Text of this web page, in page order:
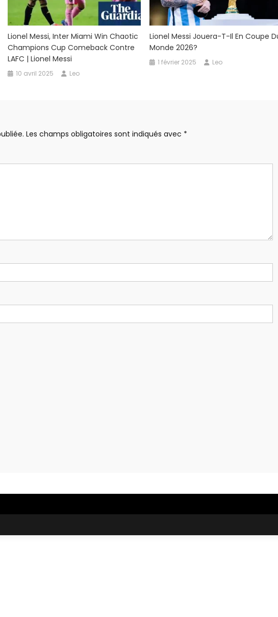
Lionel Messi, Inter Miami Win Chaotic
Champions Cup Comeback Contre
LAFC | Lionel Messi
10 avril 2025 Leo
Lionel Messi Jouera-T-Il En Coupe
Monde 2026?
1 février 2025 Leo
Les champs obligatoires sont indiqués avec *